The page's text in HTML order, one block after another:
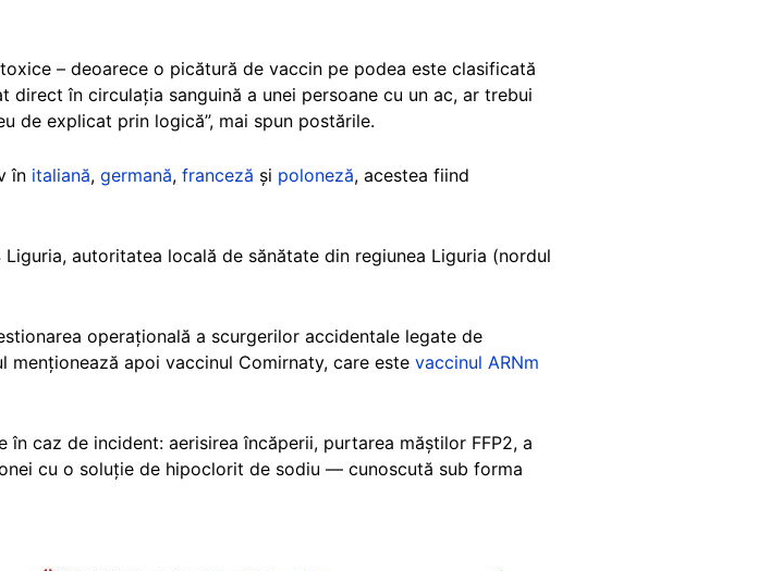
– deoarece o picătură de vaccin pe podea este clasificată
în circulația sanguină a unei persoane cu un ac, ar trebui
de explicat prin logică”, mai spun postările.
în italiană, germană, franceză și poloneză, acestea fiind
autoritatea locală de sănătate din regiunea Liguria (nordul
operațională a scurgerilor accidentale legate de
menționează apoi vaccinul Comirnaty, care este vaccinul ARNm
caz de incident: aerisirea încăperii, purtarea măștilor FFP2, a
cu o soluție de hipoclorit de sodiu — cunoscută sub forma